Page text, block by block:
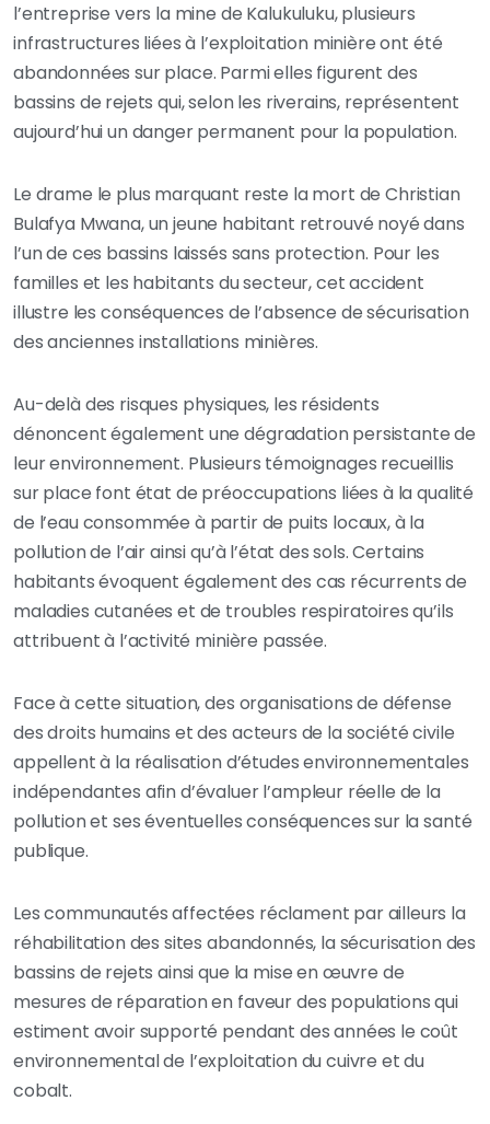
l’entreprise vers la mine de Kalukuluku, plusieurs
infrastructures liées à l’exploitation minière ont été
abandonnées sur place. Parmi elles figurent des
bassins de rejets qui, selon les riverains, représentent
aujourd’hui un danger permanent pour la population.
Le drame le plus marquant reste la mort de Christian
Bulafya Mwana, un jeune habitant retrouvé noyé dans
l’un de ces bassins laissés sans protection. Pour les
familles et les habitants du secteur, cet accident
illustre les conséquences de l’absence de sécurisation
des anciennes installations minières.
Au-delà des risques physiques, les résidents
dénoncent également une dégradation persistante de
leur environnement. Plusieurs témoignages recueillis
sur place font état de préoccupations liées à la qualité
de l’eau consommée à partir de puits locaux, à la
pollution de l’air ainsi qu’à l’état des sols. Certains
habitants évoquent également des cas récurrents de
maladies cutanées et de troubles respiratoires qu’ils
attribuent à l’activité minière passée.
Face à cette situation, des organisations de défense
des droits humains et des acteurs de la société civile
appellent à la réalisation d’études environnementales
indépendantes afin d’évaluer l’ampleur réelle de la
pollution et ses éventuelles conséquences sur la santé
publique.
Les communautés affectées réclament par ailleurs la
réhabilitation des sites abandonnés, la sécurisation des
bassins de rejets ainsi que la mise en œuvre de
mesures de réparation en faveur des populations qui
estiment avoir supporté pendant des années le coût
environnemental de l’exploitation du cuivre et du
cobalt.